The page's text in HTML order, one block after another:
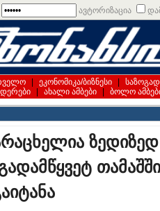
ავტორიზაცია
ეკონომიკა/ბიზნესი
ახალი ამბები ბოლო